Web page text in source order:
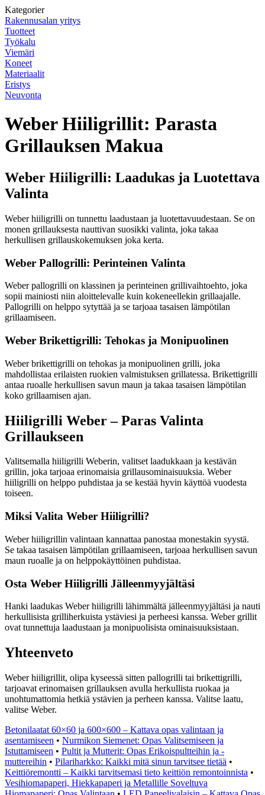
Kategorier
Rakennusalan yritys
Tuotteet
Työkalu
Viemäri
Koneet
Materiaalit
Eristys
Neuvonta
Weber Hiiligrillit: Parasta
Grillauksen Makua
Weber Hiiligrilli: Laadukas ja Luotettava
Valinta
Weber hiiligrilli on tunnettu laadustaan ja luotettavuudestaan. Se on
monen grillauksesta nauttivan suosikki valinta, joka takaa
herkullisen grillauskokemuksen joka kerta.
Weber Pallogrilli: Perinteinen Valinta
Weber pallogrilli on klassinen ja perinteinen grillivaihtoehto, joka
sopii mainiosti niin aloittelevalle kuin kokeneellekin grillaajalle.
Pallogrilli on helppo sytyttää ja se tarjoaa tasaisen lämpötilan
grillaamiseen.
Weber Brikettigrilli: Tehokas ja Monipuolinen
Weber brikettigrilli on tehokas ja monipuolinen grilli, joka
mahdollistaa erilaisten ruokien valmistuksen grillatessa. Brikettigrilli
antaa ruoalle herkullisen savun maun ja takaa tasaisen lämpötilan
koko grillaamisen ajan.
Hiiligrilli Weber – Paras Valinta
Grillaukseen
Valitsemalla hiiligrilli Weberin, valitset laadukkaan ja kestävän
grillin, joka tarjoaa erinomaisia grillausominaisuuksia. Weber
hiiligrilli on helppo puhdistaa ja se kestää hyvin käyttöä vuodesta
toiseen.
Miksi Valita Weber Hiiligrilli?
Weber hiiligrillin valintaan kannattaa panostaa monestakin syystä.
Se takaa tasaisen lämpötilan grillaamiseen, tarjoaa herkullisen savun
maun ruoalle ja on helppokäyttöinen puhdistaa.
Osta Weber Hiiligrilli Jälleenmyyjältäsi
Hanki laadukas Weber hiiligrilli lähimmältä jälleenmyyjältäsi ja nauti
herkullisista grilliherkuista ystäviesi ja perheesi kanssa. Weber grillit
ovat tunnettuja laadustaan ja monipuolisista ominaisuuksistaan.
Yhteenveto
Weber hiiligrillit, olipa kyseessä sitten pallogrilli tai brikettigrilli,
tarjoavat erinomaisen grillauksen avulla herkullista ruokaa ja
unohtumattomia hetkiä ystävien ja perheen kanssa. Valitse laatu,
valitse Weber.
Betonilaatat 60×60 ja 600×600 – Kattava opas valintaan ja
asentamiseen • Nurmikon Siemenet: Opas Valitsemiseen ja
Istuttamiseen • Pultit ja Mutterit: Opas Erikoispultteihin ja -
muttereihin • Pilariharkko: Kaikki mitä sinun tarvitsee tietää •
Keittiöremontti – Kaikki tarvitsemasi tieto keittiön remontoinnista •
Vesihiomapaperi, Hiekkapaperi ja Metallille Soveltuva